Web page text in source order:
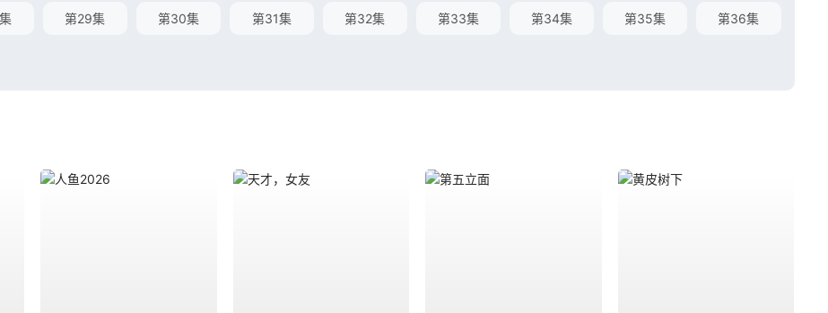
第29集 第30集 第31集 第32集 第33集 第34集 第35集 第36集